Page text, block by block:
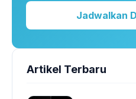
Jadwalkan
Artikel Terbaru